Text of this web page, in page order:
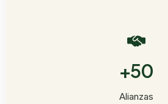
+50
Alianzas